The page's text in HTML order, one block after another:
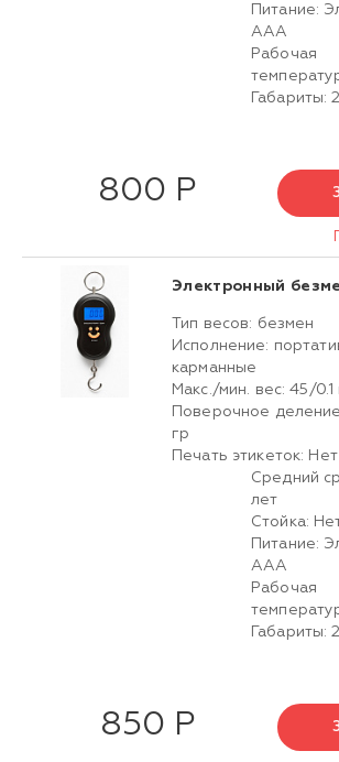
Питание:
AAA
Рабочая
Габариты:
800 Р
Электронный
Тип весов: безмен
Исполнение:
карманные
Макс./мин. вес: 45/0.1
Поверочное
гр
Печать этикеток: Нет
Средний
лет
Стойка:
Питание:
AAA
Рабочая
Габариты:
850 Р